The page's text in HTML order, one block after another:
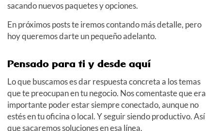
sacando nuevos paquetes y opciones.
En próximos posts te iremos contando más detalle, pero
hoy queremos darte un pequeño adelanto.
Pensado para ti y desde aquí
Lo que buscamos es dar respuesta concreta a los temas
que te preocupan en tu negocio. Nos comentaste que era
importante poder estar siempre conectado, aunque no
estés en tu oficina o local. Y seguir siendo productivo. Así
que sacaremos soluciones en esa línea.